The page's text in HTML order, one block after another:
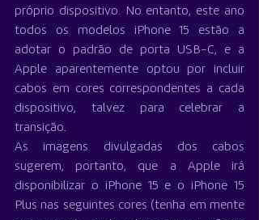
próprio dispositivo. No entanto, este ano
todos os modelos iPhone 15 estão a
adotar o padrão de porta USB-C, e a
Apple aparentemente optou por incluir
cabos em cores correspondentes a cada
dispositivo, talvez para celebrar a
transição.
As imagens divulgadas dos cabos
sugerem, portanto, que a Apple irá
disponibilizar o iPhone 15 e o iPhone 15
Plus nas seguintes cores (tenha em mente